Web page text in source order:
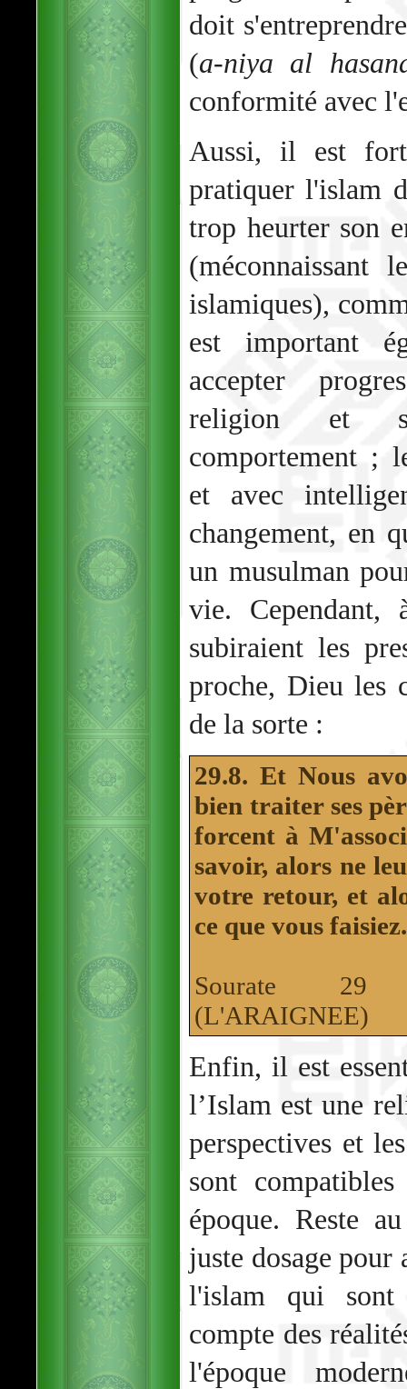
doit
(a-niya al
conformité avec
Aussi, il est
pratiquer l'islam
trop heurter son
(méconnaissant
islamiques),
est important
accepter
religion et
comportement ;
et avec
changement, en
un musulman
vie.
subiraient les
proche, Dieu les
de la sorte :
29.8. Et Nous
bien traiter ses
forcent à
savoir, alors ne
votre retour, et
ce que vous faisiez.
Sourate 29
(L'ARAIGNEE)
Enfin, il est
l’Islam est une
perspectives et
sont
époque. Reste
juste dosage pour
l'islam qui sont
compte des
l'époque